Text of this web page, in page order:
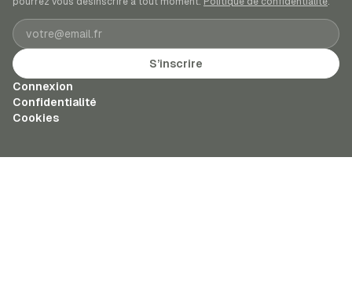
Adresse e-mail
S’inscrire
Connexion
Confidentialité
Cookies